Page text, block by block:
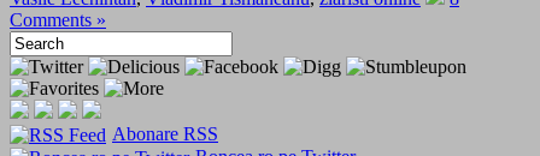
Comments »
Abonare RSS